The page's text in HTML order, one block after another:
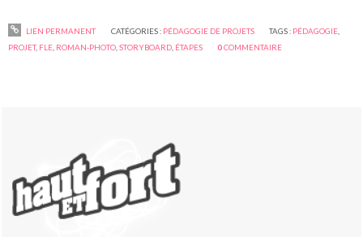
LIEN PERMANENT CATÉGORIES : PÉDAGOGIE DE PROJETS TAGS : PÉDAGOGIE,
PROJET, FLE ROMAN-PHOTO ,STORYBOARD ÉTAPES 0COMMENTAIRE